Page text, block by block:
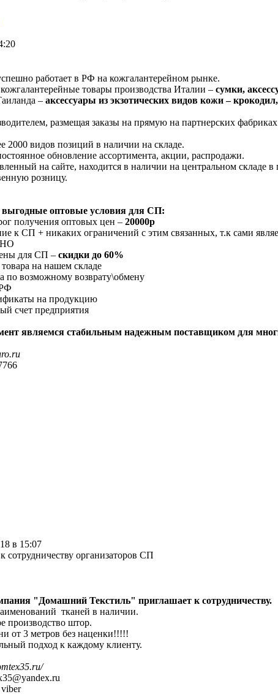
работает в РФ на кожгалантерейном рынке.
товары производства Италии – сумки,
– аксессуары из экзотических видов кожи –
размещая заказы на прямую на партнерских
2000 видов позиций в наличии на складе.
обновление ассортимента, акции, распродажи.
на сайте, находится в наличии на центральном складе в
розницу.
выгодные оптовые условия для СП:
получения оптовых цен – 20000р
к СП + никаких ограничений с этим связанных, т.к сами
для СП – скидки до 60%
на нашем складе
по возможному возврату\обмену
на продукцию
счет предприятия
являемся стабильным надежным поставщиком для
в 15:07
сотрудничеству организаторов СП
"Домашний Текстиль" приглашает к сотрудничеству.
тканей в наличии.
производство штор.
от 3 метров без наценки!!!!!
подход к каждому клиенту.